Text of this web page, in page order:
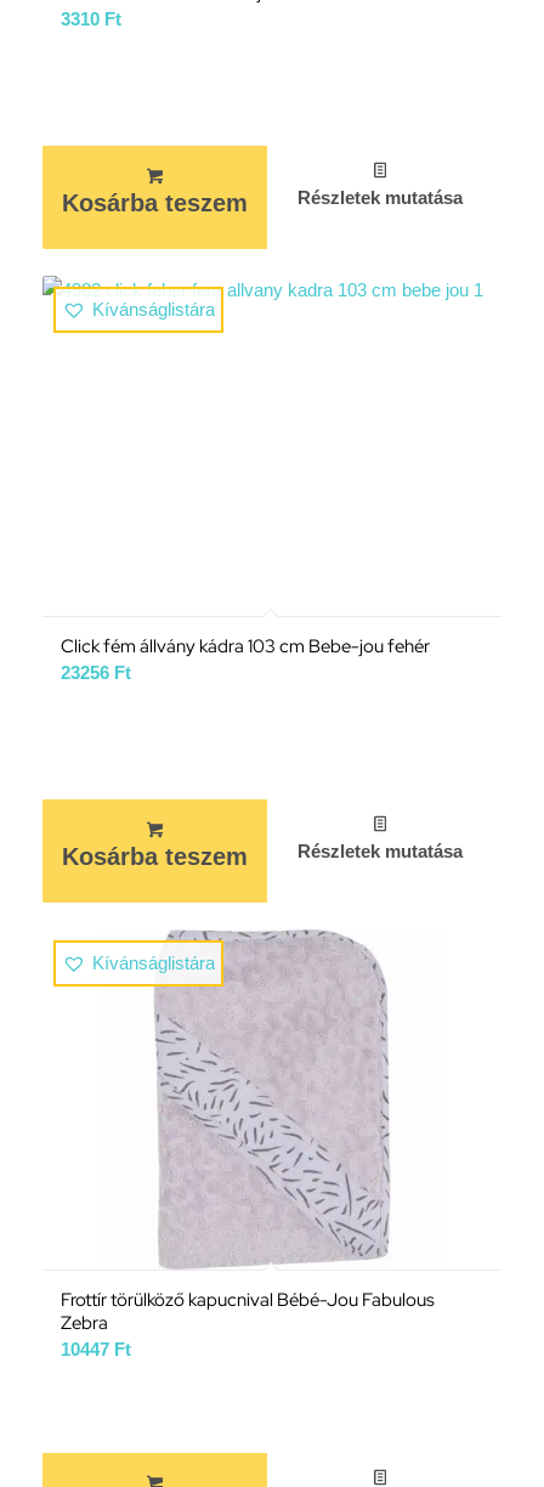
3310 Ft
Kosárba teszem Részletek mutatása
Kívánságlistára
Click fém állvány kádra 103 cm Bebe-jou fehér
23256 Ft
Kosárba teszem Részletek mutatása
Kívánságlistára
Frottír törülköző kapucnival Bébé-Jou Fabulous
Zebra
10447 Ft